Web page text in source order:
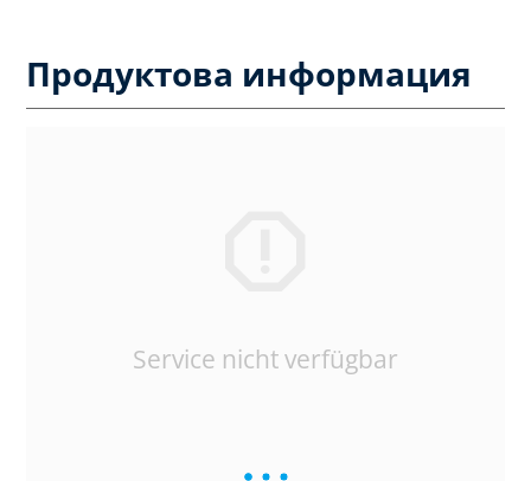
Продуктова информация
Service nicht verfügbar